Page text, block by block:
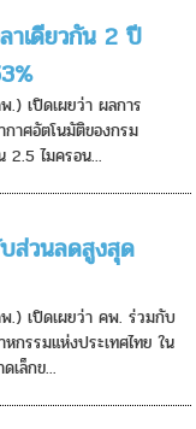
าเดียวกัน 2 ปี
เปิดเผยว่า ผลการ
าศอัตโนมัติของกรม
2.5 ไมครอน...
ส่วนลดสูงสุด
.) เปิดเผยว่า คพ. ร่วมกับ
กรรมแห่งประเทศไทย ใน
เล็กข...